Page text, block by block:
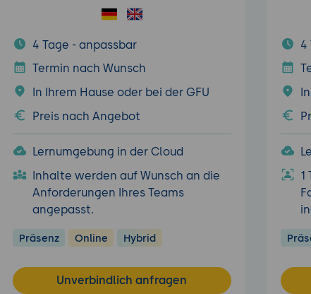
4 Tage - anpassbar
Termin nach Wunsch
In Ihrem Hause oder bei der GFU
Preis nach Angebot
Lernumgebung in der Cloud
Inhalte werden auf Wunsch an die
Anforderungen Ihres Teams
angepasst.
Präsenz Online Hybrid
Unverbindlich anfragen
4
1